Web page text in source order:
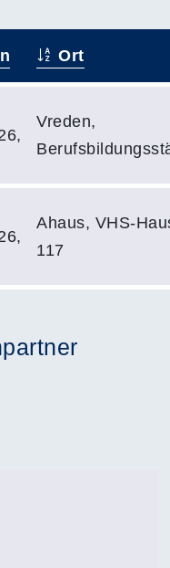
Ort
Vreden,
Ahaus, VHS-
117